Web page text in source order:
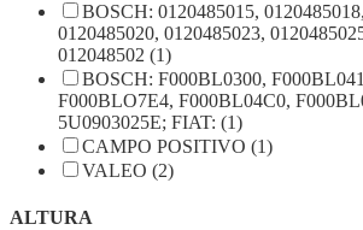
BOSCH: 0120485015,
0120485020, 0120485023,
012048502 (1)
BOSCH: F000BL0300,
F000BLO7E4, F000BL04C0,
5U0903025E; FIAT: (1)
CAMPO POSITIVO (1)
VALEO (2)
ALTURA